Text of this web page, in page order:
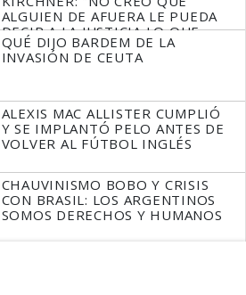
ALGUIEN DE AFUERA LE PUEDA
DECIR A LA JUSTICIA LO QUE
TIENE QUE HACER"
QUÉ DIJO BARDEM DE LA
INVASIÓN DE CEUTA
ALEXIS MAC ALLISTER CUMPLIÓ
Y SE IMPLANTÓ PELO ANTES DE
VOLVER AL FÚTBOL INGLÉS
CHAUVINISMO BOBO Y CRISIS
CON BRASIL: LOS ARGENTINOS
SOMOS DERECHOS Y HUMANOS